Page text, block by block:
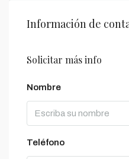
Información de
Solicitar más info
Nombre
Teléfono